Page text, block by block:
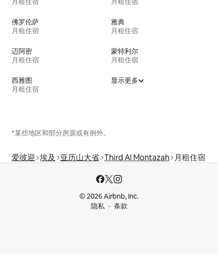
佛罗伦萨
月租住宿
雅典
月租住宿
迈阿密
月租住宿
蒙特利尔
月租住宿
西雅图
月租住宿
显示更多
*某些地区和部分房源或有例外。
爱彼迎 埃及 亚历山大省 Third Al Montazah 月租住宿
© 2026 Airbnb, Inc.
隐私
条款